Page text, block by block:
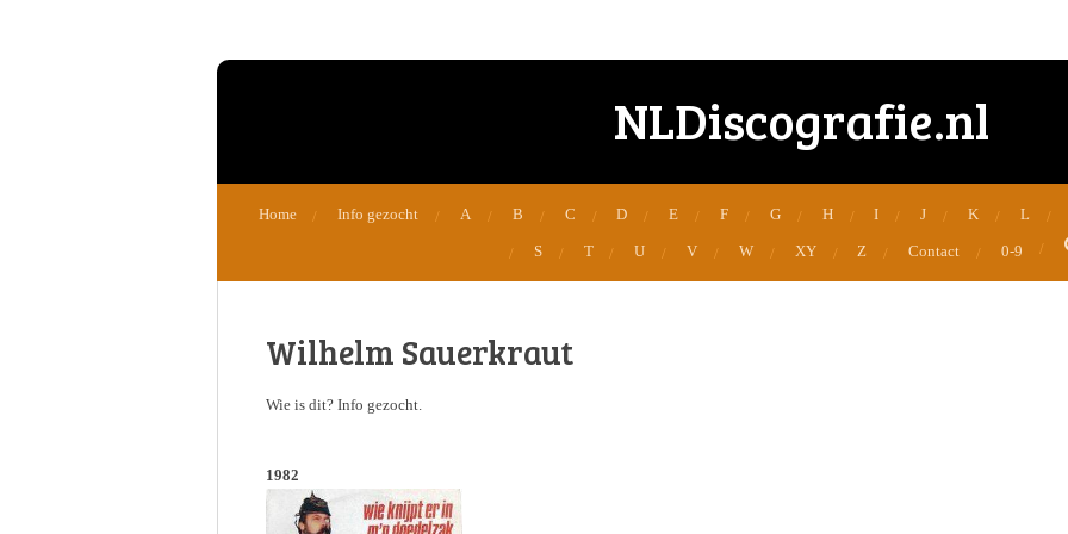
NLDiscografie.nl
Home Info gezocht A B C D E F G H I J K L
S T U V W XY Z Contact 0-9
Wilhelm Sauerkraut
Wie is dit? Info gezocht.
1982